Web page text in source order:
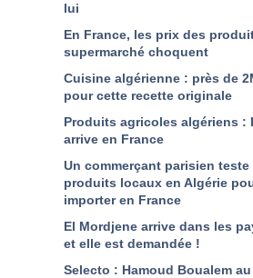
lui
En France, les prix des
supermarché choquent
Cuisine algérienne : près de
pour cette recette originale
Produits agricoles algériens :
arrive en France
Un commerçant parisien teste
produits locaux en Algérie
importer en France
El Mordjene arrive dans les
et elle est demandée !
Selecto : Hamoud Boualem